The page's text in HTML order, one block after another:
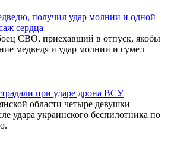
получил удар молнии и одной
сердца
СВО, приехавший в отпуск, якобы
медведя и удар молнии и сумел
при ударе дрона ВСУ
области четыре девушки
удара украинского беспилотника по